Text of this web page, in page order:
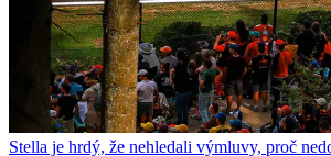
Stella je hrdý, že nehledali výmluvy, proč